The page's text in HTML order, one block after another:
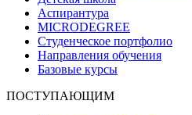
Аспирантура
MICRODEGREE
Студенческое портфолио
Направления обучения
Базовые курсы
ПОСТУПАЮЩИМ